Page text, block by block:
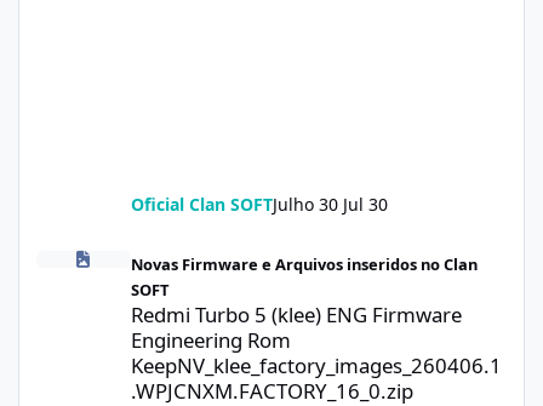
Oficial Clan SOFTJulho 30 Jul 30
Novas Firmware e Arquivos inseridos no Clan
SOFT
Redmi Turbo 5 (klee) ENG Firmware
Engineering Rom
KeepNV_klee_factory_images_260406.1
.WPJCNXM.FACTORY_16_0.zip